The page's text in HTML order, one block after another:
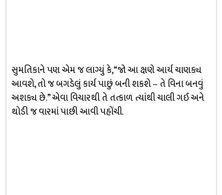
સુમતિકાને પણ એમ જ લાગ્યું કે, “જો આ ક્ષણે આર્ય ચાણક્ય
આવશે, તો જ બગડેલું કાર્ય પાછું બની શકશે – તે વિના બનવું
અશક્ય છે.” એવા વિચારથી તે તત્કાળ ત્યાંથી ચાલી ગઈ અને
થોડી જ વારમાં પાછી આવી પહોંચી.